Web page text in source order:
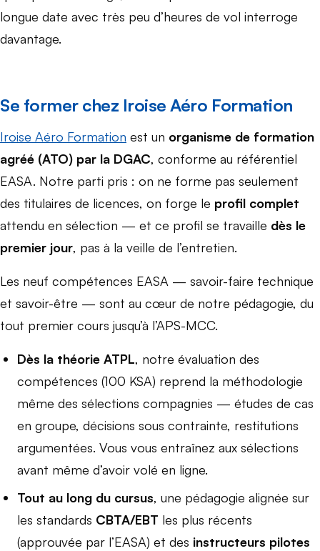
longue date avec très peu d’heures de vol interroge
davantage.
Se former chez Iroise Aéro Formation
Iroise Aéro Formation est un organisme de formation
agréé (ATO) par la DGAC, conforme au référentiel
EASA. Notre parti pris : on ne forme pas seulement
des titulaires de licences, on forge le profil complet
attendu en sélection — et ce profil se travaille dès le
premier jour, pas à la veille de l’entretien.
Les neuf compétences EASA — savoir-faire technique
et savoir-être — sont au cœur de notre pédagogie, du
tout premier cours jusqu’à l’APS-MCC.
Dès la théorie ATPL, notre évaluation des
compétences (100 KSA) reprend la méthodologie
même des sélections compagnies — études de cas
en groupe, décisions sous contrainte, restitutions
argumentées. Vous vous entraînez aux sélections
avant même d’avoir volé en ligne.
Tout au long du cursus, une pédagogie alignée sur
les standards CBTA/EBT les plus récents
(approuvée par l’EASA) et des instructeurs pilotes